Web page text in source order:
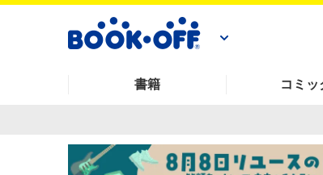
書籍 コミッ